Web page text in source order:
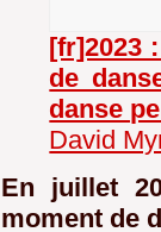
[fr]2023
de
danse
David
En juillet
moment de